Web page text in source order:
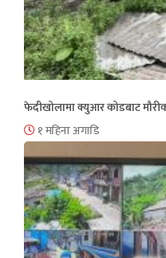
फेदीखोलामा क्युआर कोडबाट
१ महिना अगाडि